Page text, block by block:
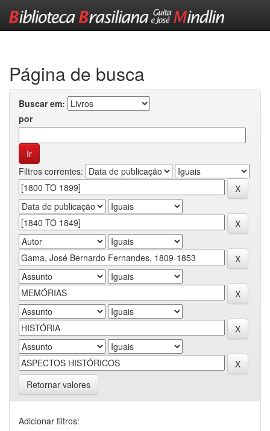
Página de busca
Buscar em:
por
Filtros correntes:
Retornar valores
Adicionar filtros: